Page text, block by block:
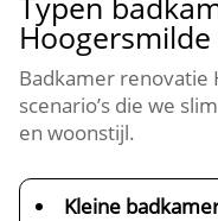
Hoogersmilde
Badkamer
scenario’s die we
en woonstijl.
Kleine